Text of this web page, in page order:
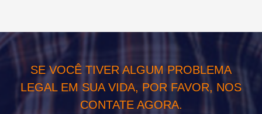
SE VOCÊ TIVER ALGUM PROBLEMA
LEGAL EM SUA VIDA, POR FAVOR, NOS
CONTATE AGORA.